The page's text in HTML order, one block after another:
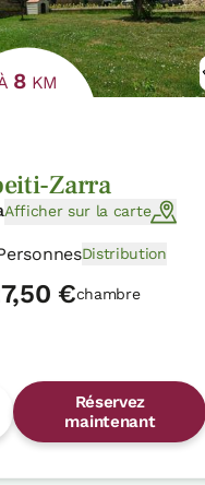
8KM
Zarra
Afficher sur la carte
Distribution
€chambre
Réservez
maintenant